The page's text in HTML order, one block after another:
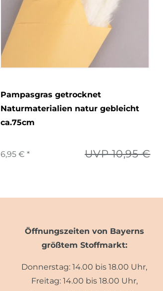
Pampasgras getrocknet
Naturmaterialien natur gebleicht
ca.75cm
UVP 10,95 €
6,95 € *
Öffnungszeiten von Bayerns
größtem Stoffmarkt:
Donnerstag: 14.00 bis 18.00 Uhr,
Freitag: 14.00 bis 18.00 Uhr,